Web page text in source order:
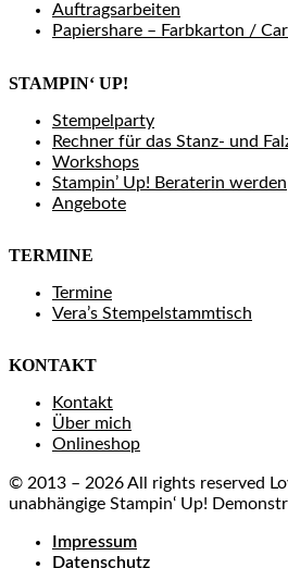
Auftragsarbeiten
Papiershare – Farbkarton /
STAMPIN‘ UP!
Stempelparty
Rechner für das Stanz- und
Workshops
Stampin’ Up! Beraterin werden
Angebote
TERMINE
Termine
Vera’s Stempelstammtisch
KONTAKT
Kontakt
Über mich
Onlineshop
© 2013 – 2026 All rights reserved
unabhängige Stampin‘ Up!
Impressum
Datenschutz